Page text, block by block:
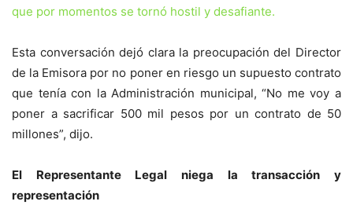
que por momentos se tornó hostil y desafiante.
Esta conversación dejó clara la preocupación del Director
de la Emisora por no poner en riesgo un supuesto contrato
que tenía con la Administración municipal, “No me voy a
poner a sacrificar 500 mil pesos por un contrato de 50
millones”, dijo.
El Representante Legal niega la transacción y
representación